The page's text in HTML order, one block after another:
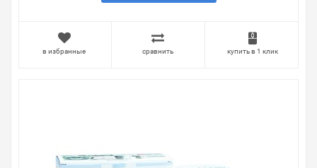
в избранные сравнить купить в 1 клик